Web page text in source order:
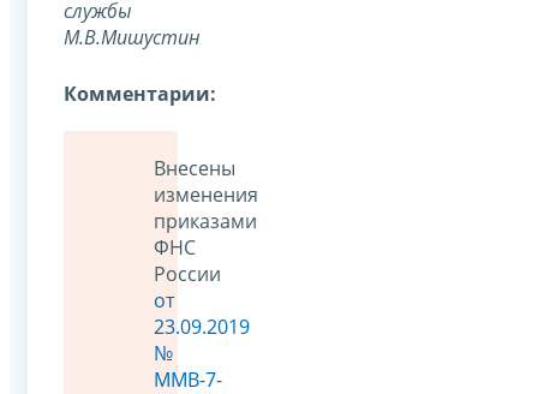
службы
М.В.Мишустин
Комментарии:
Внесены
изменения
приказами
ФНС
России
от
23.09.2019
№
ММВ-7-